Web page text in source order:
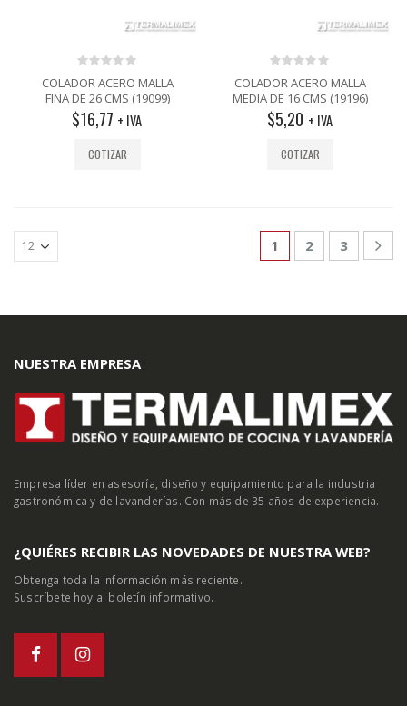
0
out
of
5
COLADOR ACERO MALLA
FINA DE 26 CMS (19099)
$16,77 + IVA
COTIZAR
0
out
of
5
COLADOR ACERO MALLA
MEDIA DE 16 CMS (19196)
$5,20 + IVA
COTIZAR
1 2 3
NUESTRA EMPRESA
Empresa líder en asesoría, diseño y equipamiento para la industria
gastronómica y de lavanderías. Con más de 35 años de experiencia.
¿QUIÉRES RECIBIR LAS NOVEDADES DE NUESTRA WEB?
Obtenga toda la información más reciente.
Suscríbete hoy al boletín informativo.